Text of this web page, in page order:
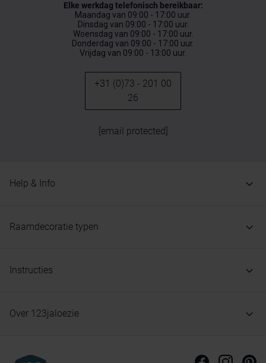
Elke werkdag telefonisch bereikbaar:
Maandag van 09:00 - 17:00 uur.
Dinsdag van 09:00 - 17:00 uur.
Woensdag van 09:00 - 17:00 uur.
Donderdag van 09:00 - 17:00 uur.
Vrijdag van 09:00 - 13:00 uur.
+31 (0)73 - 201 00
26
[email protected]
Help & Info
Raamdecoratie typen
Instructies
Over 123jaloezie